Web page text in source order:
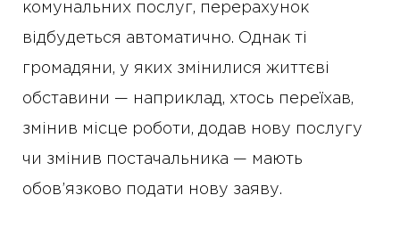
комунальних послуг, перерахунок
відбудеться автоматично. Однак ті
громадяни, у яких змінилися життєві
обставини — наприклад, хтось переїхав,
змінив місце роботи, додав нову послугу
чи змінив постачальника — мають
обов’язково подати нову заяву.